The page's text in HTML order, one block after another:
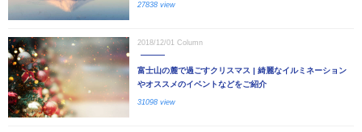
27838 view
2018/12/01 Column
富士山の麓で過ごすクリスマス | 綺麗なイルミネーション
やオススメのイベントなどをご紹介
31098 view